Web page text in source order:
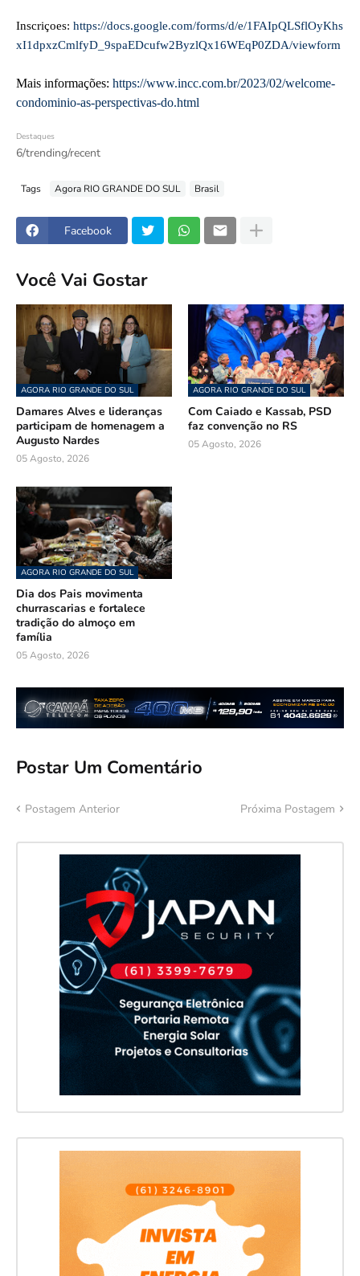
Inscriçoes: https://docs.google.com/forms/d/e/1FAIpQLSflOyKhs
xI1dpxzCmlfyD_9spaEDcufw2ByzlQx16WEqP0ZDA/viewform
Mais informações: https://www.incc.com.br/2023/02/welcome-
condominio-as-perspectivas-do.html
Destaques
6/trending/recent
Tags Agora RIO GRANDE DO SUL Brasil
Facebook
Você Vai Gostar
AGORA RIO GRANDE DO SUL
Damares Alves e lideranças
participam de homenagem a
Augusto Nardes
05 Agosto, 2026
AGORA RIO GRANDE DO SUL
Com Caiado e Kassab, PSD
faz convenção no RS
05 Agosto, 2026
AGORA RIO GRANDE DO SUL
Dia dos Pais movimenta
churrascarias e fortalece
tradição do almoço em
família
05 Agosto, 2026
Postar Um Comentário
Postagem Anterior Próxima Postagem